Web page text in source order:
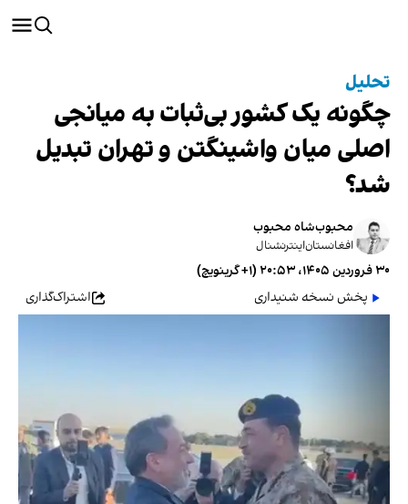
تحلیل
چگونه یک کشور بی‌ثبات به میانجی
اصلی میان واشینگتن و تهران تبدیل
شد؟
محبوب‌شاه‌ محبوب
افغانستان‌اینترنشنال
۳۰ فروردین ۱۴۰۵، ۲۰:۵۳ (‎+۱ گرینویچ)
پخش نسخه شنیداری
اشتراک‌گذاری